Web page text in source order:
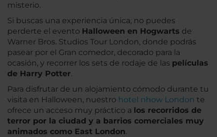
misterio.
Si buscas una experiencia única, no puedes
perderte el evento Halloween en Hogwarts de
Warner Bros. Studios Tour London, donde podrás
pasear por el Gran comedor, decorado para la
ocasión, y recorrer los sets de rodaje de las películas
de Harry Potter.
Para disfrutar de un alojamiento cómodo durante tu
visita en Halloween, nuestro hotel nhow London te
ofrece un acceso muy práctico a los recorridos de
terror por la ciudad y a barrios comerciales muy
animados como East London.